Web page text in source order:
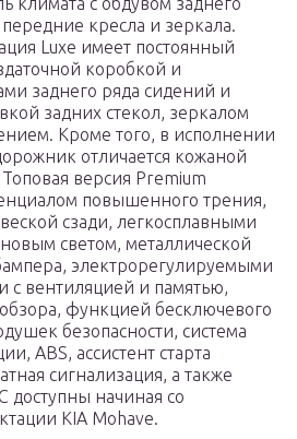
креслa и зеркала.
Luxe имеет постоянный
коробкой и
заднего ряда сидений и
задних стекол, зеркалом
Кроме того, в исполнении
отличается кожаной
версия Premium
повышенного трения,
сзади, легкосплавными
светом, металлической
электрорегулируемыми
с вентиляцией и памятью,
функцией бесключeвого
безопасности, система
ABS, ассистент старта
сигнализация, а также
начиная со
KIA Mohave.